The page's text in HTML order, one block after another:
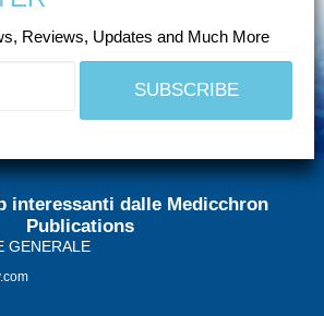
Reviews, Updates and Much More
interessanti dalle Medicchron
Publications
GENERALE